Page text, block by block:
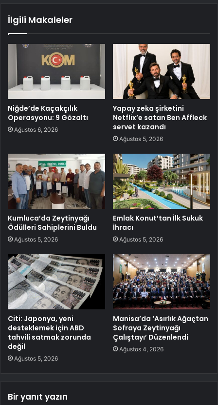
İlgili Makaleler
Niğde’de Kaçakçılık
Operasyonu: 9 Gözaltı
Ağustos 6, 2026
Yapay zeka şirketini
Netflix’e satan Ben Affleck
servet kazandı
Ağustos 5, 2026
Kumluca’da Zeytinyağı
Ödülleri Sahiplerini Buldu
Ağustos 5, 2026
Emlak Konut’tan İlk Sukuk
İhracı
Ağustos 5, 2026
Citi: Japonya, yeni
desteklemek için ABD
tahvili satmak zorunda
değil
Ağustos 5, 2026
Manisa’da ‘Asırlık Ağaçtan
Sofraya Zeytinyağı
Çalıştayı’ Düzenlendi
Ağustos 4, 2026
Bir yanıt yazın